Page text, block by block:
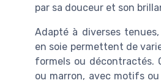
par sa douceur et son
Adapté à diverses
en soie permettent de
formels ou décontractés.
ou marron, avec motifs